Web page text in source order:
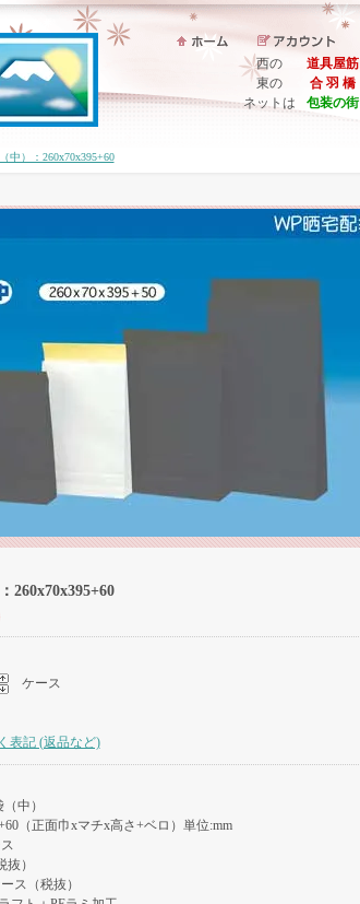
西の
道具屋筋
東の
合 羽 橋
ネットは
包装の街
中）：260x70x395+60
260x70x395+60
ケース
表記 (返品など)
中）
（正面巾xマチx高さ+ベロ）単位:mm
）
ス（税抜）